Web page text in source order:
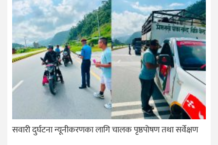
सवारी दुर्घटना न्यूनीकरणका लागि चालक पृष्ठपोषण तथा सर्वेक्षण